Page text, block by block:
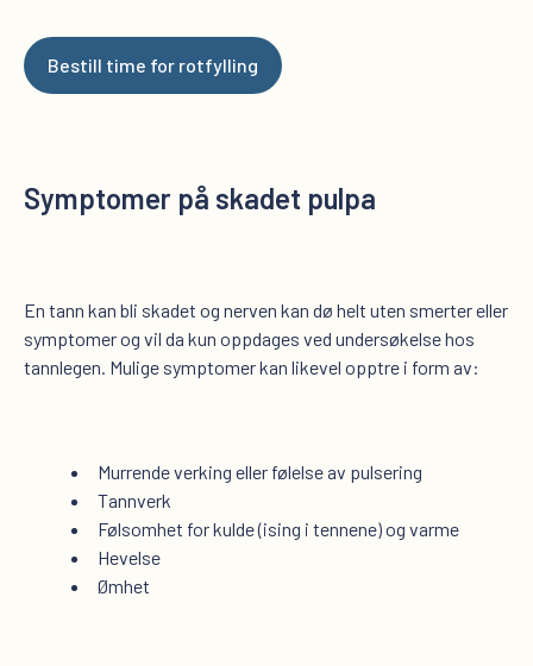
Bestill time for rotfylling
Symptomer på skadet pulpa
En tann kan bli skadet og nerven kan dø helt uten smerter eller
symptomer og vil da kun oppdages ved undersøkelse hos
tannlegen. Mulige symptomer kan likevel opptre i form av:
Murrende verking eller følelse av pulsering
Tannverk
Følsomhet for kulde (ising i tennene) og varme
Hevelse
Ømhet